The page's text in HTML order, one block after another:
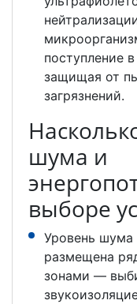
поступление
защищая от
загрязнений.
шума и
выборе
Уровень шума
размещена
зонами —